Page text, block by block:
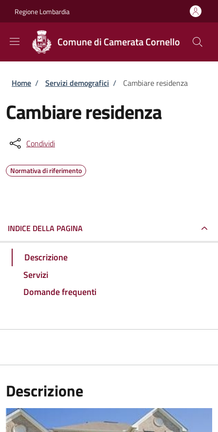
Regione Lombardia
Comune di Camerata Cornello
Briciole di pane
Home / Servizi demografici / Cambiare residenza
Cambiare residenza
Condividi
Normativa di riferimento
INDICE DELLA PAGINA
Descrizione
Servizi
Domande frequenti
Descrizione